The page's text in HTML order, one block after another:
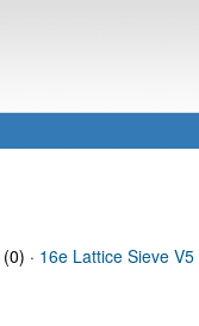
(0) · 16e Lattice Sieve V5